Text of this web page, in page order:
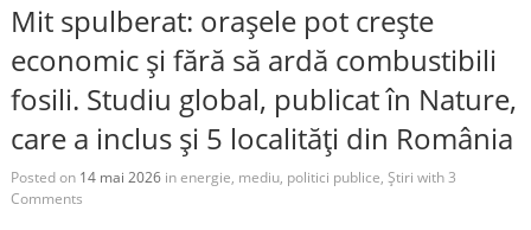
Mit spulberat: orașele pot crește
economic și fără să ardă combustibili
fosili. Studiu global, publicat în Nature,
care a inclus și 5 localități din România
Posted on 14 mai 2026inenergie, mediu, politici publice, Știri with3
Comments